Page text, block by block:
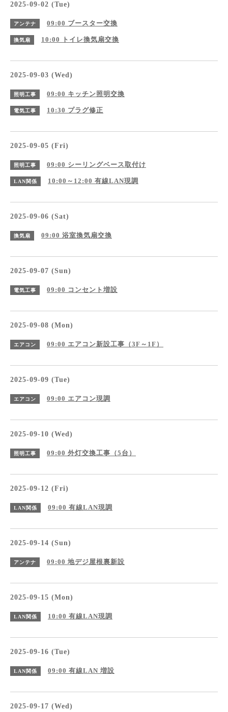
2025-09-02 (Tue)
アンテナ 09:00 ブースター交換
換気扇 10:00 トイレ換気扇交換
2025-09-03 (Wed)
照明工事 09:00 キッチン照明交換
電気工事 10:30 プラグ修正
2025-09-05 (Fri)
照明工事 09:00 シーリングベース取付け
LAN関係 10:00～12:00 有線LAN現調
2025-09-06 (Sat)
換気扇 09:00 浴室換気扇交換
2025-09-07 (Sun)
電気工事 09:00 コンセント増設
2025-09-08 (Mon)
エアコン 09:00 エアコン新設工事（3F～1F）
2025-09-09 (Tue)
エアコン 09:00 エアコン現調
2025-09-10 (Wed)
照明工事 09:00 外灯交換工事（5台）
2025-09-12 (Fri)
LAN関係 09:00 有線LAN現調
2025-09-14 (Sun)
アンテナ 09:00 地デジ屋根裏新設
2025-09-15 (Mon)
LAN関係 10:00 有線LAN現調
2025-09-16 (Tue)
LAN関係 09:00 有線LAN 増設
2025-09-17 (Wed)